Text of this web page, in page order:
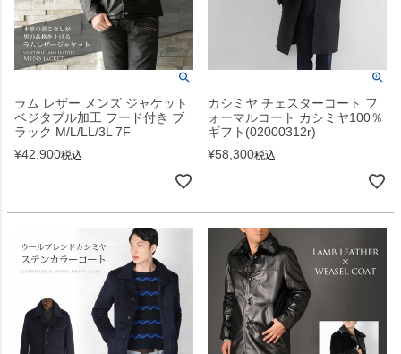
ラム レザー メンズ ジャケット
ベジタブル加工 フード付き ブ
ラック M/L/LL/3L 7F
¥42,900税込
カシミヤ チェスターコート フ
ォーマルコート カシミヤ100％
ギフト(02000312r)
¥58,300税込